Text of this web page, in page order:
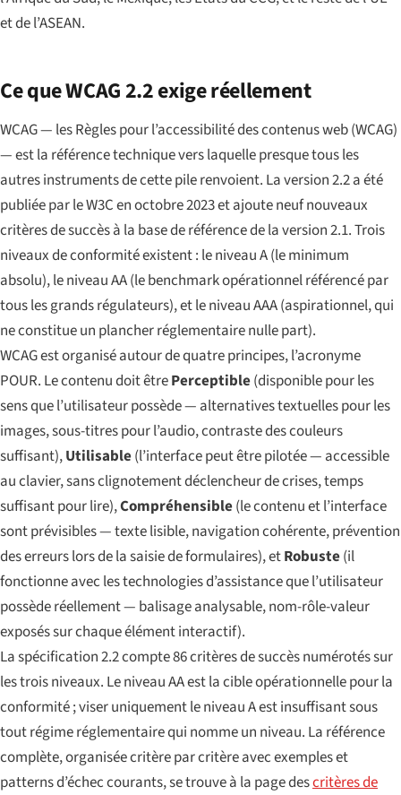
et de l’ASEAN.
Ce que WCAG 2.2 exige réellement
WCAG — les Règles pour l’accessibilité des contenus web (WCAG)
— est la référence technique vers laquelle presque tous les
autres instruments de cette pile renvoient. La version 2.2 a été
publiée par le W3C en octobre 2023 et ajoute neuf nouveaux
critères de succès à la base de référence de la version 2.1. Trois
niveaux de conformité existent : le niveau A (le minimum
absolu), le niveau AA (le benchmark opérationnel référencé par
tous les grands régulateurs), et le niveau AAA (aspirationnel, qui
ne constitue un plancher réglementaire nulle part).
WCAG est organisé autour de quatre principes, l’acronyme
POUR. Le contenu doit êtrePerceptible(disponible pour les
sens que l’utilisateur possède — alternatives textuelles pour les
images, sous-titres pour l’audio, contraste des couleurs
suffisant),Utilisable(l’interface peut être pilotée — accessible
au clavier, sans clignotement déclencheur de crises, temps
suffisant pour lire),Compréhensible(le contenu et l’interface
sont prévisibles — texte lisible, navigation cohérente, prévention
des erreurs lors de la saisie de formulaires), etRobuste(il
fonctionne avec les technologies d’assistance que l’utilisateur
possède réellement — balisage analysable, nom-rôle-valeur
exposés sur chaque élément interactif).
La spécification 2.2 compte 86 critères de succès numérotés sur
les trois niveaux. Le niveau AA est la cible opérationnelle pour la
conformité ; viser uniquement le niveau A est insuffisant sous
tout régime réglementaire qui nomme un niveau. La référence
complète, organisée critère par critère avec exemples et
patterns d’échec courants, se trouve à la page descritères de